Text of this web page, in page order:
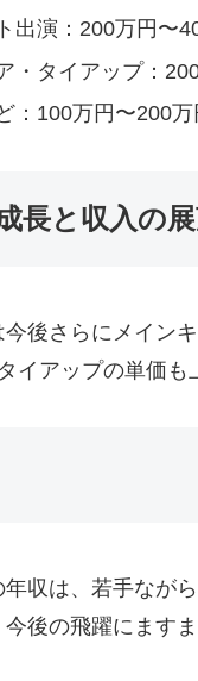
出演：200万円〜
・タイアップ：
：100万円〜200万
長と収入の
今後さらにメイン
イアップの単価も
年収は、若手なが
後の飛躍にます